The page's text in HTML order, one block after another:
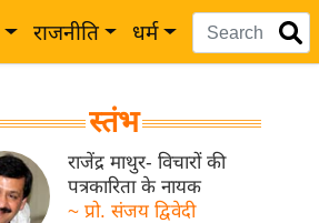
राजनीति धर्म
स्तंभ
राजेंद्र माथुर- विचारों की
पत्रकारिता के नायक
~ प्रो. संजय द्विवेदी